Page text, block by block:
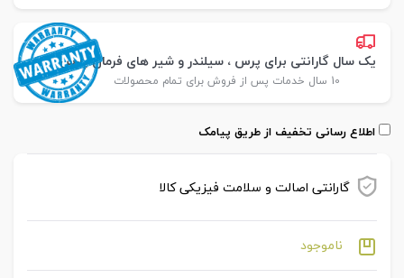
یک سال گارانتی برای پرس ، سیلندر و شیر های فرمان پارس
10 سال خدمات پس از فروش برای تمام محصولات
اطلاع رسانی تخفیف از طریق پیامک
گارانتی اصالت و سلامت فیزیکی کالا
ناموجود